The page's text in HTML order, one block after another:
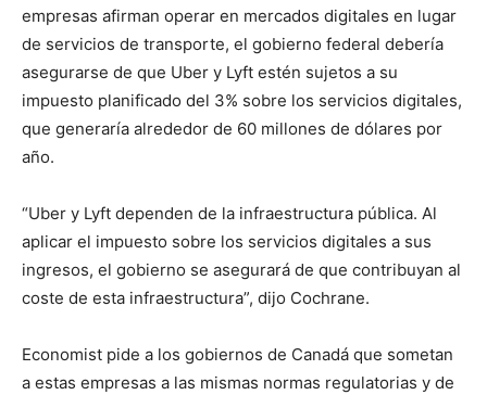
empresas afirman operar en mercados digitales en lugar
de servicios de transporte, el gobierno federal debería
asegurarse de que Uber y Lyft estén sujetos a su
impuesto planificado del 3% sobre los servicios digitales,
que generaría alrededor de 60 millones de dólares por
año.
“Uber y Lyft dependen de la infraestructura pública. Al
aplicar el impuesto sobre los servicios digitales a sus
ingresos, el gobierno se asegurará de que contribuyan al
coste de esta infraestructura”, dijo Cochrane.
Economist pide a los gobiernos de Canadá que sometan
a estas empresas a las mismas normas regulatorias y de